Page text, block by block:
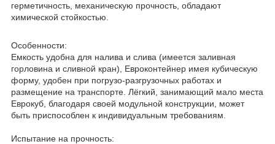
герметичность, механическую прочность, обладают
химической стойкостью.
Особенности:
Емкость удобна для налива и слива (имеется заливная
горловина и сливной кран), Евроконтейнер имея кубическую
форму, удобен при погрузо-разгрузочных работах и
размещение на транспорте. Лёгкий, занимающий мало места
Еврокуб, благодаря своей модульной конструкции, может
быть приспособлен к индивидуальным требованиям.
Испытание на прочность: